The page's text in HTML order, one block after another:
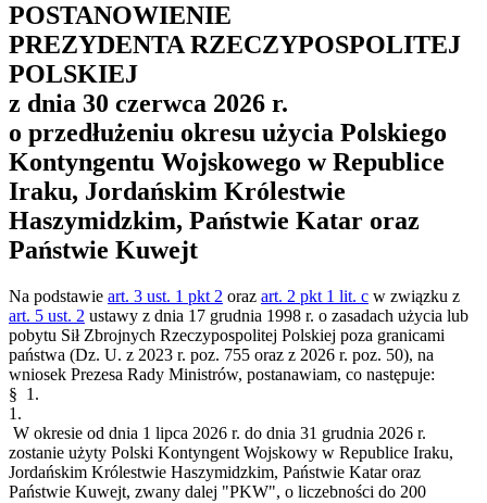
POSTANOWIENIE
PREZYDENTA RZECZYPOSPOLITEJ
POLSKIEJ
z dnia 30 czerwca 2026 r.
o przedłużeniu okresu użycia Polskiego
Kontyngentu Wojskowego w Republice
Iraku, Jordańskim Królestwie
Haszymidzkim, Państwie Katar oraz
Państwie Kuwejt
Na podstawie art. 3 ust. 1 pkt 2 oraz art. 2 pkt 1 lit. c w związku z
art. 5 ust. 2 ustawy z dnia 17 grudnia 1998 r. o zasadach użycia lub
pobytu Sił Zbrojnych Rzeczypospolitej Polskiej poza granicami
państwa (Dz. U. z 2023 r. poz. 755 oraz z 2026 r. poz. 50), na
wniosek Prezesa Rady Ministrów, postanawiam, co następuje:
§ 1.
1.
W okresie od dnia 1 lipca 2026 r. do dnia 31 grudnia 2026 r.
zostanie użyty Polski Kontyngent Wojskowy w Republice Iraku,
Jordańskim Królestwie Haszymidzkim, Państwie Katar oraz
Państwie Kuwejt, zwany dalej "PKW", o liczebności do 200